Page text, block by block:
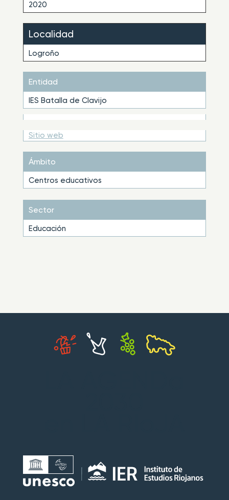
2020
Localidad
Logroño
Entidad
IES Batalla de Clavijo
Sitio web
Ámbito
Centros educativos
Sector
Educación